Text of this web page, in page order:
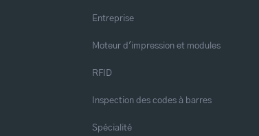
Entreprise
Moteur d'impression et modules
RFID
Inspection des codes à barres
Spécialité